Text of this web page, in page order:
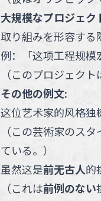
大規模なプロジェク
取り組みを形容する
例：
「这项工程规模
（このプロジェクト
その他の例文:
这位艺术家的风格独
（この芸術家のスタ
ている。 ）
虽然这是前无古人的
（これは前例のない